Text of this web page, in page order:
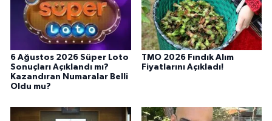
6 Ağustos 2026 Süper Loto
Sonuçları Açıklandı mı?
Kazandıran Numaralar Belli
Oldu mu?
TMO 2026 Fındık Alım
Fiyatlarını Açıkladı!